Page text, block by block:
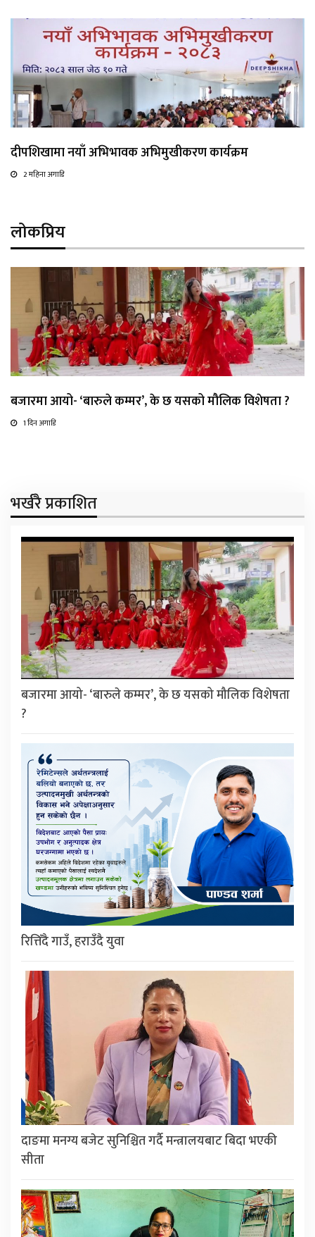
दीपशिखामा नयाँ अभिभावक अभिमुखीकरण कार्यक्रम
2 महिना अगाडि
लोकप्रिय
बजारमा आयो- ‘बारुले कम्मर’, के छ यसको मौलिक विशेषता ?
1 दिन अगाडि
भर्खरै प्रकाशित
बजारमा आयो- ‘बारुले कम्मर’, के छ यसको मौलिक विशेषता
?
रित्तिँदै गाउँ, हराउँदै युवा
दाङमा मनग्य बजेट सुनिश्चित गर्दै मन्त्रालयबाट बिदा भएकी
सीता